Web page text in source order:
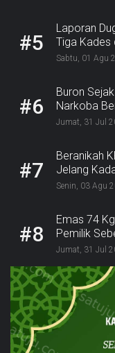
#5
Laporan
Tiga Kades
Kejaksaan
Sabtu, 01 Agu
#6
Buron
Narkoba
Jumat, 31 Jul
#7
Beranikah
Jelang
Senin, 03 Agu
#8
Emas 74
Pemilik
Jumat, 31 Jul